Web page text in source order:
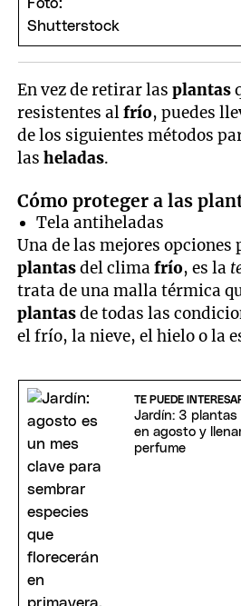
En vez de retirar lasplantas
resistentes alfrío, puedes
de los siguientes métodos
lasheladas.
Cómo proteger a las
Tela antiheladas
Una de las mejores opciones
plantasdel climafrío, es la
trata de una malla térmica
plantasde todas las
el frío, la nieve, el hielo o la
TE PUEDE
Jardín: 3 plantas
en agosto y
perfume